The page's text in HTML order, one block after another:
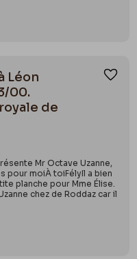
Léon
00.
de
Mr Octave Uzanne,
pour moiÀ toiFélyIl a bien
planche pour Mme Élise.
chez de Roddaz car il